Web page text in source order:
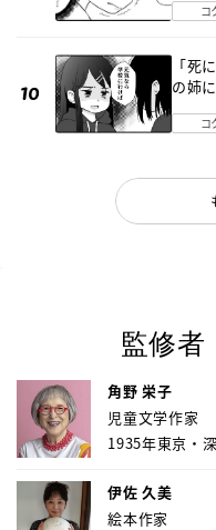
コ
「死
の姉
コ
監修者
角野 栄子
児童文学作家
1935年東京・
伊佐 久美
絵本作家